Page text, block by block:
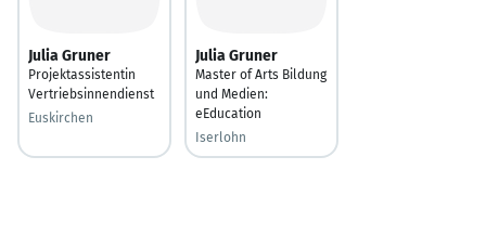
Julia Gruner
Projektassistentin
Vertriebsinnendienst
Euskirchen
Julia Gruner
Master of Arts Bildung
und Medien:
eEducation
Iserlohn